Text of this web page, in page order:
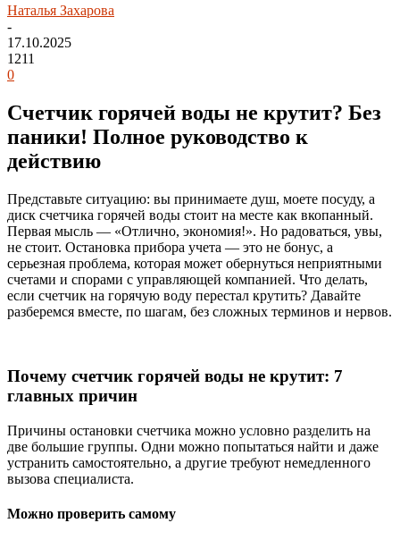
Наталья Захарова
-
17.10.2025
1211
0
Счетчик горячей воды не крутит? Без
паники! Полное руководство к
действию
Представьте ситуацию: вы принимаете душ, моете посуду, а
диск счетчика горячей воды стоит на месте как вкопанный.
Первая мысль — «Отлично, экономия!». Но радоваться, увы,
не стоит. Остановка прибора учета — это не бонус, а
серьезная проблема, которая может обернуться неприятными
счетами и спорами с управляющей компанией. Что делать,
если счетчик на горячую воду перестал крутить? Давайте
разберемся вместе, по шагам, без сложных терминов и нервов.
Почему счетчик горячей воды не крутит: 7
главных причин
Причины остановки счетчика можно условно разделить на
две большие группы. Одни можно попытаться найти и даже
устранить самостоятельно, а другие требуют немедленного
вызова специалиста.
Можно проверить самому